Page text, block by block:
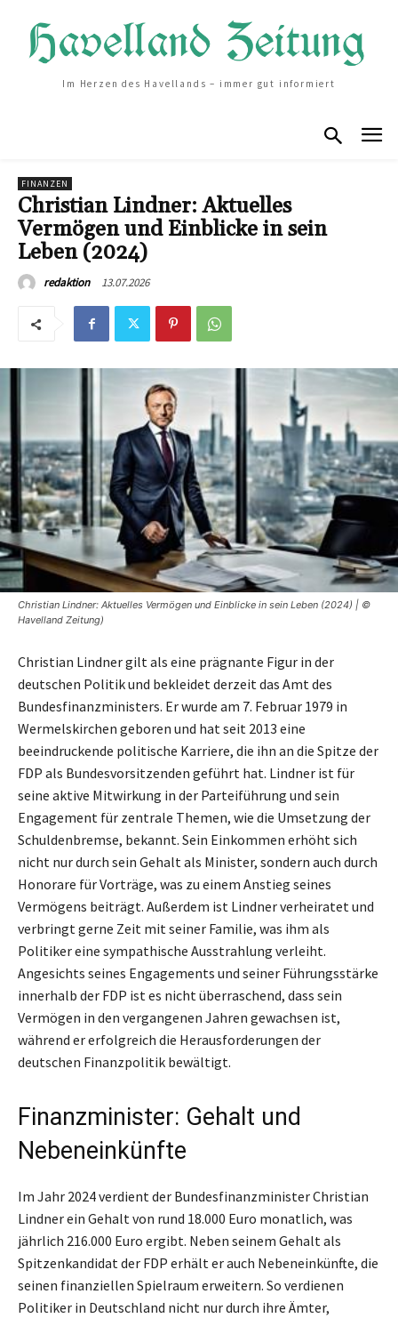
Im Herzen des Havellands – immer gut informiert
FINANZEN
Christian Lindner: Aktuelles
Vermögen und Einblicke in sein
Leben (2024)
redaktion 13.07.2026
Christian Lindner: Aktuelles Vermögen und Einblicke in sein Leben (2024) | ©
Havelland Zeitung)
Christian Lindner gilt als eine prägnante Figur in der
deutschen Politik und bekleidet derzeit das Amt des
Bundesfinanzministers. Er wurde am 7. Februar 1979 in
Wermelskirchen geboren und hat seit 2013 eine
beeindruckende politische Karriere, die ihn an die Spitze der
FDP als Bundesvorsitzenden geführt hat. Lindner ist für
seine aktive Mitwirkung in der Parteiführung und sein
Engagement für zentrale Themen, wie die Umsetzung der
Schuldenbremse, bekannt. Sein Einkommen erhöht sich
nicht nur durch sein Gehalt als Minister, sondern auch durch
Honorare für Vorträge, was zu einem Anstieg seines
Vermögens beiträgt. Außerdem ist Lindner verheiratet und
verbringt gerne Zeit mit seiner Familie, was ihm als
Politiker eine sympathische Ausstrahlung verleiht.
Angesichts seines Engagements und seiner Führungsstärke
innerhalb der FDP ist es nicht überraschend, dass sein
Vermögen in den vergangenen Jahren gewachsen ist,
während er erfolgreich die Herausforderungen der
deutschen Finanzpolitik bewältigt.
Finanzminister: Gehalt und
Nebeneinkünfte
Im Jahr 2024 verdient der Bundesfinanzminister Christian
Lindner ein Gehalt von rund 18.000 Euro monatlich, was
jährlich 216.000 Euro ergibt. Neben seinem Gehalt als
Spitzenkandidat der FDP erhält er auch Nebeneinkünfte, die
seinen finanziellen Spielraum erweitern. So verdienen
Politiker in Deutschland nicht nur durch ihre Ämter,